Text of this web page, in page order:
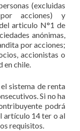
(excluidas
acciones) y
articulo N°1 de
anónimas,
por acciones;
accionistas o
en chile.
sistema de renta
Si no ha
podrá
artículo 14 ter o al
requisitos.